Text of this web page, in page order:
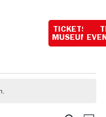
TICKETS
MUSEUM